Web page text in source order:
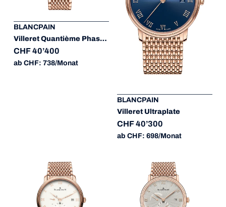
BLANCPAIN
Villeret Quantième Phases de Lune
CHF 40’400
ab CHF: 738/Monat
BLANCPAIN
Villeret Ultraplate
CHF 40’300
ab CHF: 698/Monat